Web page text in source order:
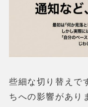
些細な切り替えで
ちへの影響があり